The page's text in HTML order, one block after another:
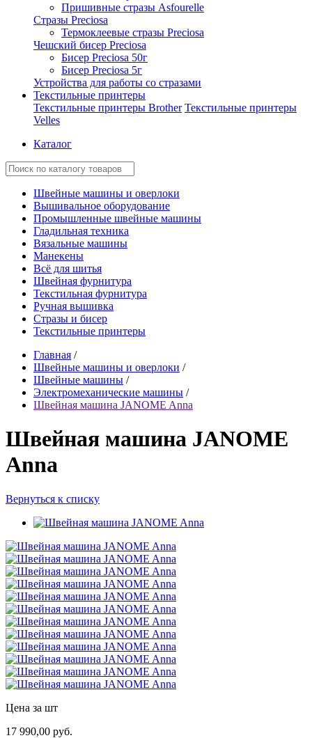
Пришивные стразы Asfourelle
Стразы Preciosa
Термоклеевые стразы Preciosa
Чешский бисер Preciosa
Бисер Preciosa 50г
Бисер Preciosa 5г
Устройства для работы со стразами
Текстильные принтеры
Текстильные принтеры Brother Текстильные принтеры
Velles
Каталог
Швейные машины и оверлоки
Вышивальное оборудование
Промышленные швейные машины
Гладильная техника
Вязальные машины
Манекены
Всё для шитья
Швейная фурнитура
Текстильная фурнитура
Ручная вышивка
Стразы и бисер
Текстильные принтеры
Главная /
Швейные машины и оверлоки /
Швейные машины /
Электромеханические машины /
Швейная машина JANOME Anna
Швейная машина JANOME
Anna
Вернуться к списку
Цена за шт
17 990,00 руб.